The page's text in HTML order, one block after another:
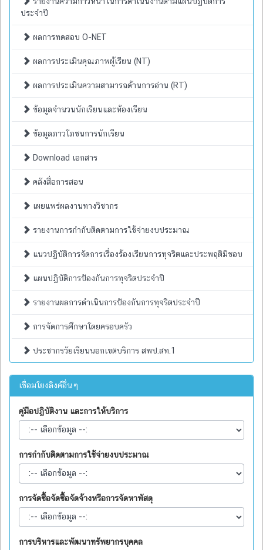
ประจำปี
ผลการทดสอบ O-NET
ผลการประเมินคุณภาพผู้เรียน (NT)
ผลการประเมินความสามารถด้านการอ่าน (RT)
ข้อมูลจำนวนนักเรียนและห้องเรียน
ข้อมูลภาวโภชนการนักเรียน
Download เอกสาร
คลังสื่อการสอน
เผยแพร่ผลงานทางวิชากร
รายงานการกำกับติดตามการใช้จ่ายงบประมาณ
แนวปฏิบัติการจัดการเรื่องร้องเรียนการทุจริตและประพฤติมิชอบ
แผนปฏิบัติการป้องกันการทุจริตประจำปี
รายงานผลการดำเนินการป้องกันการทุจริตประจำปี
การจัดการศึกษาโดยครอบครัว
ประชากรวัยเรียนนอกเขตบริการ สพป.สท.1
เชื่อมโยงลิงค์อื่นๆ
คู่มือปฏิบัติงาน และการให้บริการ
การกำกับติดตามการใช้จ่ายงบประมาณ
การจัดซื้อจัดซื้อจัดจ้างหรือการจัดหาพัสดุ
การบริหารและพัฒนาทรัพยากรบุคคล